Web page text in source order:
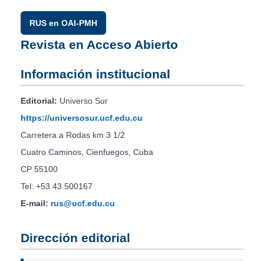
RUS en OAI-PMH
Revista en Acceso Abierto
Información institucional
Editorial: Universo Sur
https://universosur.ucf.edu.cu
Carretera a Rodas km 3 1/2
Cuatro Caminos, Cienfuegos, Cuba
CP 55100
Tel: +53 43 500167
E-mail: rus@ucf.edu.cu
Dirección editorial